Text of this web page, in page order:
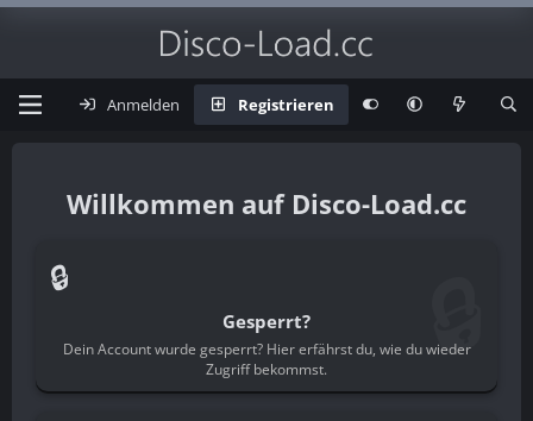
Anmelden Registrieren
Disco-Load.cc
🔒
Gesperrt?
Dein Account wurde gesperrt? Hier erfährst du, wie du wieder
Zugriff bekommst.
🔒